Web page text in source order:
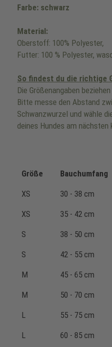
Farbe: schwarz
Material:
Oberstoff: 100% Polyester,
Futter: 100 % Polyester,
So findest du die richtige
Die Größenangaben
Bitte messe den Abstand
Schwanzwurzel und wähle
deines Hundes am nächsten
Größe Bauchumfang
XS 30 - 38 cm
XS 35 - 42 cm
S 38 - 50 cm
S 42 - 55 cm
M 45 - 65 cm
M 50 - 70 cm
L 55 - 75 cm
L 60 - 85 cm